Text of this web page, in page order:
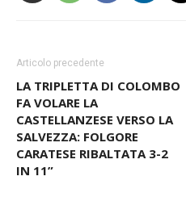
Articolo precedente
LA TRIPLETTA DI COLOMBO
FA VOLARE LA
CASTELLANZESE VERSO LA
SALVEZZA: FOLGORE
CARATESE RIBALTATA 3-2
IN 11”